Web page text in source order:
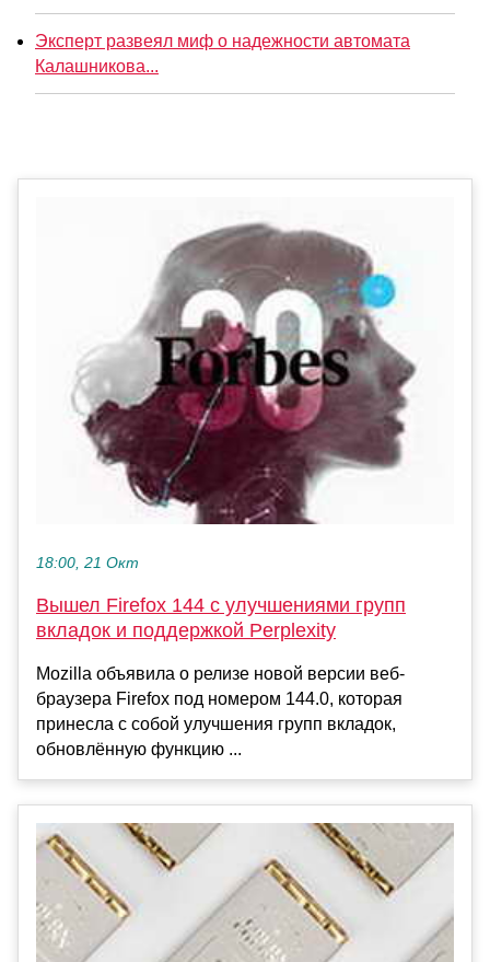
Эксперт развеял миф о надежности автомата
Калашникова...
18:00, 21 Окт
Вышел Firefox 144 с улучшениями групп
вкладок и поддержкой Perplexity
Mozilla объявила о релизе новой версии веб-
браузера Firefox под номером 144.0, которая
принесла с собой улучшения групп вкладок,
обновлённую функцию ...